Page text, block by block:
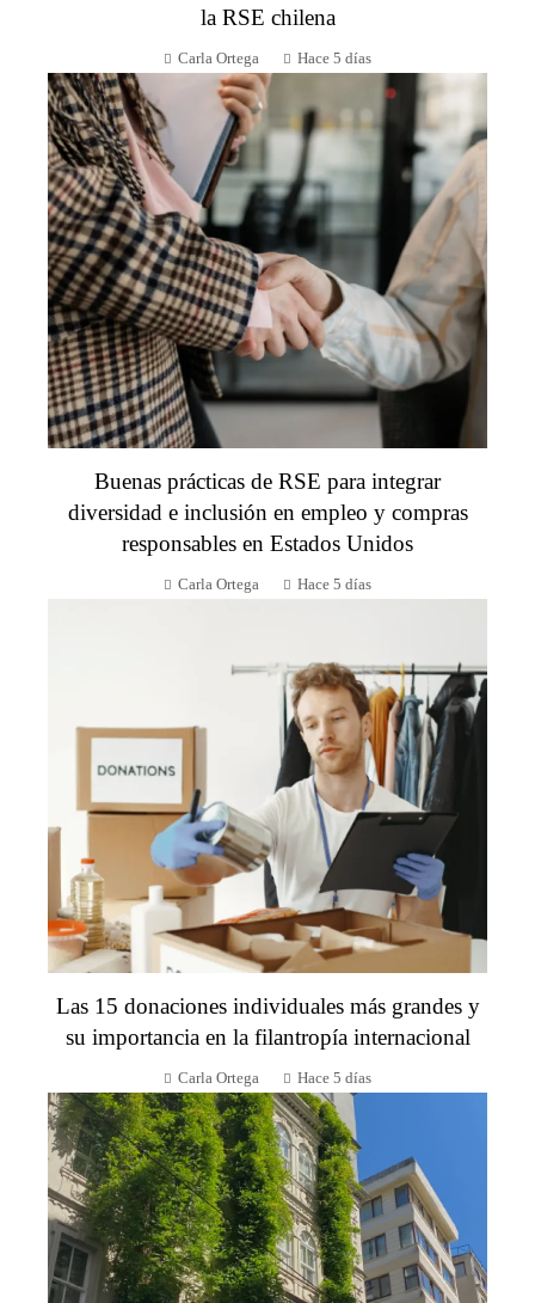
la RSE chilena
Carla Ortega Hace 5 días
Buenas prácticas de RSE para integrar
diversidad e inclusión en empleo y compras
responsables en Estados Unidos
Carla Ortega Hace 5 días
Las 15 donaciones individuales más grandes y
su importancia en la filantropía internacional
Carla Ortega Hace 5 días